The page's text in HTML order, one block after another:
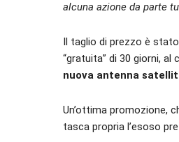
alcuna azione da parte
Il taglio di prezzo è
“gratuita” di 30 giorni,
nuova antenna
Un’ottima promozione,
tasca propria l’esoso